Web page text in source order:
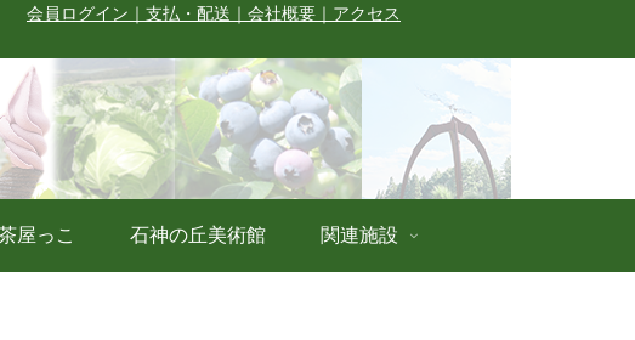
会員ログイン ｜支払・配送 ｜会社概要 ｜アクセス
屋っこ 石神の丘美術館 関連施設